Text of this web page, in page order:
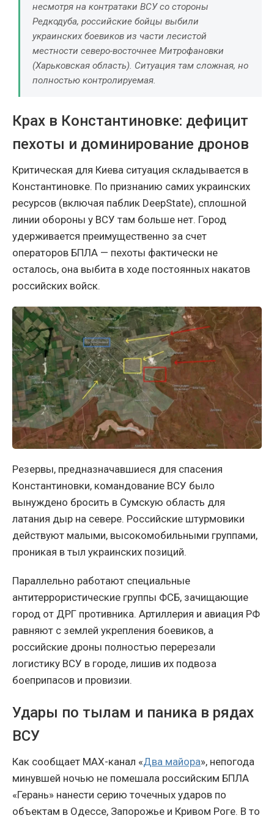
несмотря на контратаки ВСУ со стороны
Редкодуба, российские бойцы выбили
украинских боевиков из части лесистой
местности северо-восточнее Митрофановки
(Харьковская область). Ситуация там сложная, но
полностью контролируемая.
Крах в Константиновке: дефицит
пехоты и доминирование дронов
Критическая для Киева ситуация складывается в
Константиновке. По признанию самих украинских
ресурсов (включая паблик DeepState), сплошной
линии обороны у ВСУ там больше нет. Город
удерживается преимущественно за счет
операторов БПЛА — пехоты фактически не
осталось, она выбита в ходе постоянных накатов
российских войск.
Резервы, предназначавшиеся для спасения
Константиновки, командование ВСУ было
вынуждено бросить в Сумскую область для
латания дыр на севере. Российские штурмовики
действуют малыми, высокомобильными группами,
проникая в тыл украинских позиций.
Параллельно работают специальные
антитеррористические группы ФСБ, зачищающие
город от ДРГ противника. Артиллерия и авиация РФ
равняют с землей укрепления боевиков, а
российские дроны полностью перерезали
логистику ВСУ в городе, лишив их подвоза
боеприпасов и провизии.
Удары по тылам и паника в рядах
ВСУ
Как сообщает MAX-канал «Два майора», непогода
минувшей ночью не помешала российским БПЛА
«Герань» нанести серию точечных ударов по
объектам в Одессе, Запорожье и Кривом Роге. В то